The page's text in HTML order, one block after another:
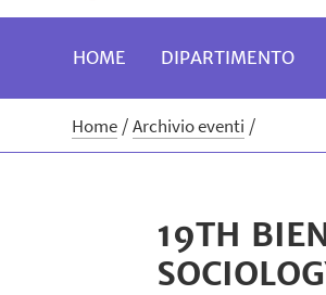
HOME DIPARTIMENTO
Home Archivio eventi
19TH